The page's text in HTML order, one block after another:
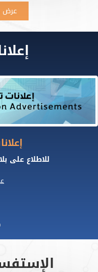
عرض
للاطلاع على